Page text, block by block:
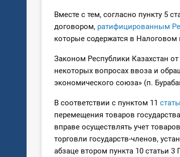
Вместе с тем, согласно пункту 5
договором, ратифицированным
которые содержатся в Налоговом
Законом Республики Казахстан
некоторых вопросах ввоза и
экономического союза» (п.
В соответствии с пунктом 11
перемещения товаров
вправе осуществлять учет
торговли государств-членов,
абзаце втором пункта 10 статьи